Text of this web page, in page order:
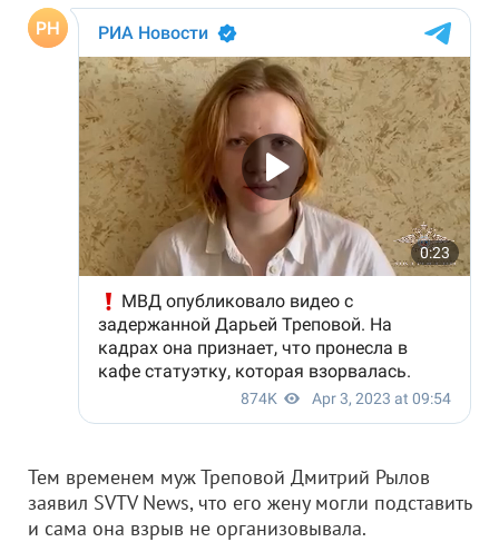
Тем временем муж Треповой Дмитрий Рылов
заявил SVTV News, что его жену могли подставить
и сама она взрыв не организовывала.